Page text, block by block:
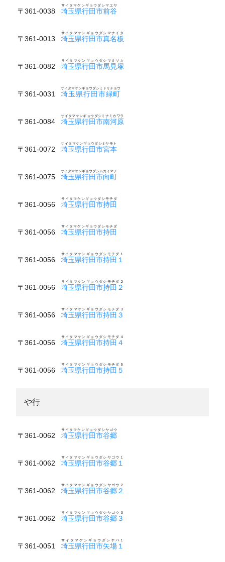
〒361-0038 埼玉県行田市前谷
サイタマケンギョウダシマエヤ
〒361-0013 埼玉県行田市真名板
サイタマケンギョウダシマナイタ
〒361-0082 埼玉県行田市馬見塚
サイタマケンギョウダシマミヅカ
〒361-0031 埼玉県行田市緑町
サイタマケンギョウダシミドリチョウ
〒361-0084 埼玉県行田市南河原
サイタマケンギョウダシミナミカワラ
〒361-0072 埼玉県行田市宮本
サイタマケンギョウダシミヤモト
〒361-0075 埼玉県行田市向町
サイタマケンギョウダシムカイマチ
〒361-0056 埼玉県行田市持田
サイタマケンギョウダシモチダ
〒361-0056 埼玉県行田市持田
サイタマケンギョウダシモチダ
〒361-0056 埼玉県行田市持田１
サイタマケンギョウダシモチダ１
〒361-0056 埼玉県行田市持田２
サイタマケンギョウダシモチダ２
〒361-0056 埼玉県行田市持田３
サイタマケンギョウダシモチダ３
〒361-0056 埼玉県行田市持田４
サイタマケンギョウダシモチダ４
〒361-0056 埼玉県行田市持田５
サイタマケンギョウダシモチダ５
や行
〒361-0062 埼玉県行田市谷郷
サイタマケンギョウダシヤゴウ
〒361-0062 埼玉県行田市谷郷１
サイタマケンギョウダシヤゴウ１
〒361-0062 埼玉県行田市谷郷２
サイタマケンギョウダシヤゴウ２
〒361-0062 埼玉県行田市谷郷３
サイタマケンギョウダシヤゴウ３
〒361-0051 埼玉県行田市矢場１
サイタマケンギョウダシヤバ１